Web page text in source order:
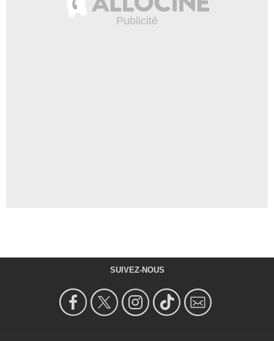
SUIVEZ-NOUS